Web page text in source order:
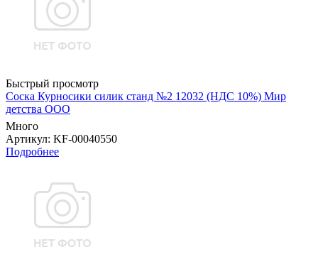
Быстрый просмотр
Соска Курносики силик станд №2 12032 (НДС 10%) Мир
детства ООО
Много
Артикул: KF-00040550
Подробнее